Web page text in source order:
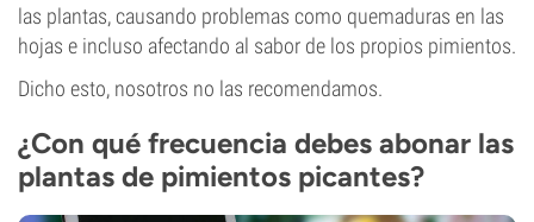
las plantas, causando problemas como quemaduras en las
hojas e incluso afectando al sabor de los propios pimientos.
Dicho esto, nosotros no las recomendamos.
¿Con qué frecuencia debes abonar las
plantas de pimientos picantes?